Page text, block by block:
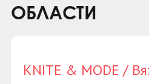
ОБЛАСТИ
KNITE & MODE /